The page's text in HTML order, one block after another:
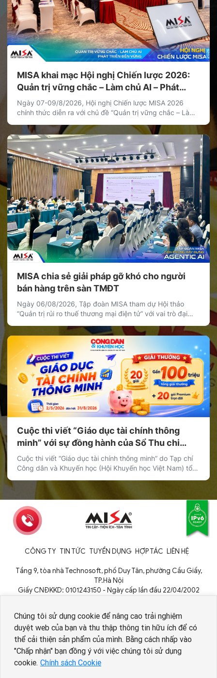
Chúng tôi sử dụng cookie để nâng cao trải nghiệm
duyệt web của bạn và thu thập thông tin hữu ích để có
thể cải thiện sản phẩm của mình. Bằng cách nhấp vào
"Chấp nhận" bạn đồng ý với việc chúng tôi sử dụng
cookie. Chính sách Cookie
MISA khai mạc Hội nghị Chiến lược 2026:
Quản trị vững chắc – Làm chủ AI – Phát
triển bền vững
Ngày 07-09/8/2026, Hội nghị Chiến lược MISA 2026
chính thức diễn ra với chủ đề “Quản trị vững chắc – Làm
lược thường niên của MISA nhằm thống nhất định hướng
phát triển dài hạn, xác lập các ưu tiên chiến lược […]
MISA chia sẻ giải pháp gỡ khó cho người
bán hàng trên sàn TMĐT
Ngày 06/08/2026, Tập đoàn MISA tham dự Hội thảo
“Quản trị rủi ro thuế thương mại điện tử” với vai trò đại
chia sẻ giải pháp giúp cá nhân, hộ kinh doanh và doanh
nghiệp bán hàng trên nền tảng thương mại điện tử quản
[…]
Cuộc thi viết “Giáo dục tài chính thông
minh” với sự đồng hành của Sổ Thu chi
MISA
Cuộc thi viết “Giáo dục tài chính thông minh” do Tạp chí
Công dân và Khuyến học (Hội Khuyến học Việt Nam) tổ
Cuộc thi hướng tới mục tiêu lan tỏa […]
CÔNG TY TIN TỨC TUYỂN DỤNG HỢP TÁC LIÊN HỆ
Tầng 9, tòa nhà Technosoft, phố Duy Tân, phường Cầu Giấy,
TP.Hà Nội
Giấy CNĐKKD: 0101243150 - Ngày cấp lần đầu 22/04/2002
Copyright © 1994 - 2026 MISA JSC
Nhân viên AI tuyển dụng